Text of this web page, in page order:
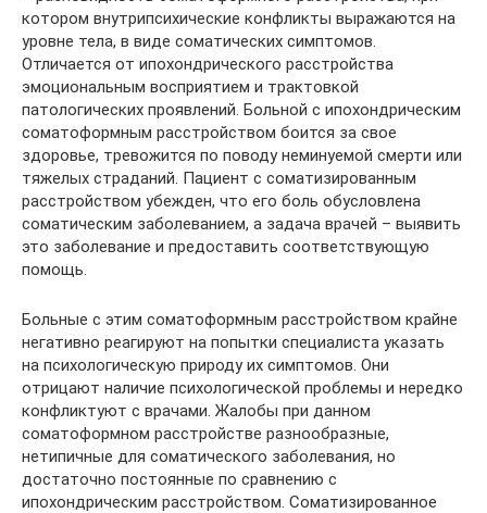
котором внутрипсихические конфликты выражаются на
уровне тела, в виде соматических симптомов.
Отличается от ипохондрического расстройства
эмоциональным восприятием и трактовкой
патологических проявлений. Больной с ипохондрическим
соматоформным расстройством боится за свое
здоровье, тревожится по поводу неминуемой смерти или
тяжелых страданий. Пациент с соматизированным
расстройством убежден, что его боль обусловлена
соматическим заболеванием, а задача врачей – выявить
это заболевание и предоставить соответствующую
помощь.
Больные с этим соматоформным расстройством крайне
негативно реагируют на попытки специалиста указать
на психологическую природу их симптомов. Они
отрицают наличие психологической проблемы и нередко
конфликтуют с врачами. Жалобы при данном
соматоформном расстройстве разнообразные,
нетипичные для соматического заболевания, но
достаточно постоянные по сравнению с
ипохондрическим расстройством. Соматизированное